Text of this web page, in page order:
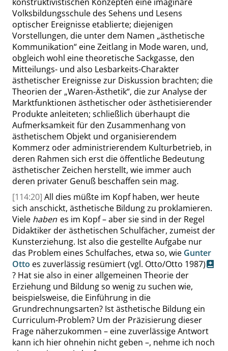
Volksbildungsschule des Sehens und Lesens
optischer Ereignisse etablierte; diejenigen
Vorstellungen, die unter dem Namen „ästhetische
Kommunikation“ eine Zeitlang in Mode waren, und,
obgleich wohl eine theoretische Sackgasse, den
Mitteilungs- und also Lesbarkeits-Charakter
ästhetischer Ereignisse zur Diskussion brachten; die
Theorien der „Waren-Ästhetik“, die zur Analyse der
Marktfunktionen ästhetischer oder ästhetisierender
Produkte anleiteten; schließlich überhaupt die
Aufmerksamkeit für den Zusammenhang von
ästhetischem Objekt und organisierendem
Kommerz oder administrierendem Kulturbetrieb, in
deren Rahmen sich erst die öffentliche Bedeutung
ästhetischer Zeichen herstellt, wie immer auch
deren privater Genuß beschaffen sein mag.
[114:20] All dies müßte im Kopf haben, wer heute
sich anschickt, ästhetische Bildung zu proklamieren.
Viele haben es im Kopf – aber sie sind in der Regel
Didaktiker der ästhetischen Schulfächer, zumeist der
Kunsterziehung. Ist also die gestellte Aufgabe nur
das Problem eines Schulfaches, etwa so, wie Gunter
Otto es zuverlässig resümiert(vgl. Otto/Otto 1987)
? Hat sie also in einer allgemeinen Theorie der
Erziehung und Bildung so wenig zu suchen wie,
beispielsweise, die Einführung in die
Grundrechnungsarten? Ist ästhetische Bildung ein
Curriculum-Problem? Um der Präzisierung dieser
Frage näherzukommen – eine zuverlässige Antwort
kann ich hier ohnehin nicht geben –, nehme ich noch